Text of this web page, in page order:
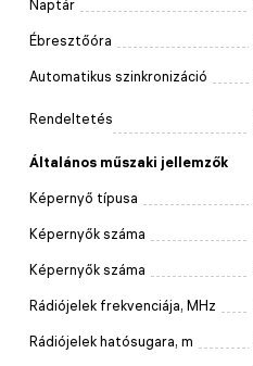
Naptár
Ébresztőóra
Automatikus szinkronizáció
Rendeltetés
Általános műszaki jellemzők
Képernyő típusa
Képernyők száma
Képernyők száma
Rádiójelek frekvenciája, MHz
Rádiójelek hatósugara, m